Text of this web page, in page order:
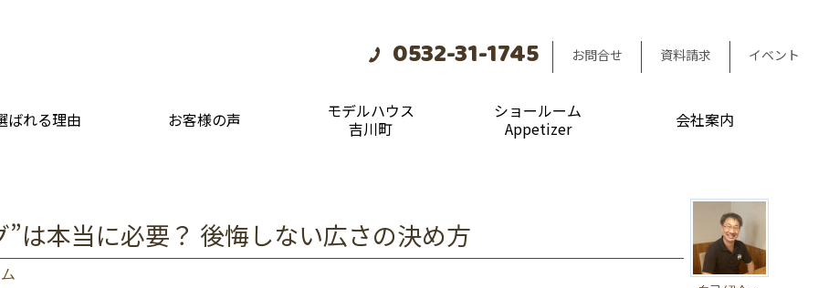
0532-31-1745 お問合せ 資料請求 イベント
ばれる理由 お客様の声
モデルハウス
吉川町
ショールーム
Appetizer
会社案内
は本当に必要？ 後悔しない広さの決め方